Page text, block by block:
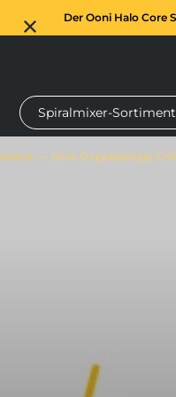
Der Ooni Halo Core
Pizzaofen Teigmischer
Spiralmixer-Sortiment
Home Ooni Doppelseitige